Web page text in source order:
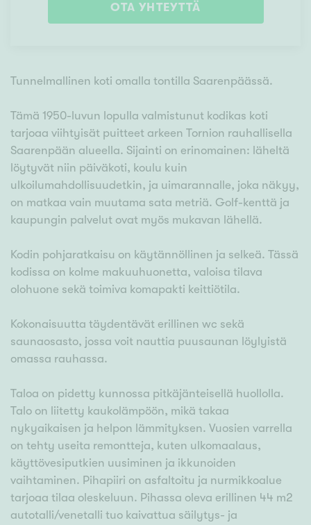
OTA YHTEYTTÄ
Tunnelmallinen koti omalla tontilla Saarenpäässä.
Tämä 1950-luvun lopulla valmistunut kodikas koti
tarjoaa viihtyisät puitteet arkeen Tornion rauhallisella
Saarenpään alueella. Sijainti on erinomainen: läheltä
löytyvät niin päiväkoti, koulu kuin
ulkoilumahdollisuudetkin, ja uimarannalle, joka näkyy,
on matkaa vain muutama sata metriä. Golf-kenttä ja
kaupungin palvelut ovat myös mukavan lähellä.
Kodin pohjaratkaisu on käytännöllinen ja selkeä. Tässä
kodissa on kolme makuuhuonetta, valoisa tilava
olohuone sekä toimiva komapakti keittiötila.
Kokonaisuutta täydentävät erillinen wc sekä
saunaosasto, jossa voit nauttia puusaunan löylyistä
omassa rauhassa.
Taloa on pidetty kunnossa pitkäjänteisellä huollolla.
Talo on liitetty kaukolämpöön, mikä takaa
nykyaikaisen ja helpon lämmityksen. Vuosien varrella
on tehty useita remontteja, kuten ulkomaalaus,
käyttövesiputkien uusiminen ja ikkunoiden
vaihtaminen. Pihapiiri on asfaltoitu ja nurmikkoalue
tarjoaa tilaa oleskeluun. Pihassa oleva erillinen 44 m2
autotalli/venetalli tuo kaivattua säilytys- ja